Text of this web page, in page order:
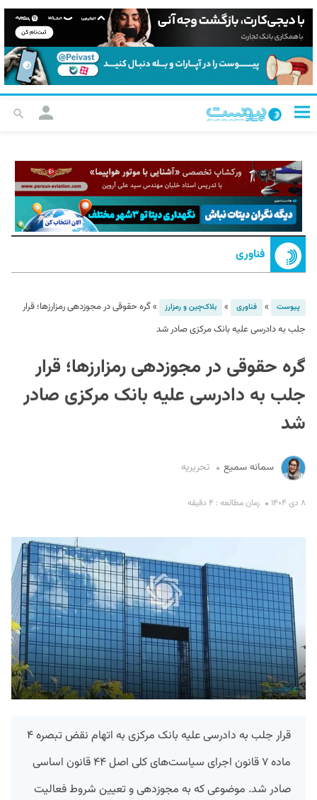
فناوری
پیوست » فناوری » بلاک‌چین و رمزارز »گره حقوقی در مجوزدهی رمزارزها؛ قرار
جلب به دادرسی علیه بانک مرکزی صادر شد
گره حقوقی در مجوزدهی رمزارزها؛ قرار
جلب به دادرسی علیه بانک مرکزی صادر
شد
سمانه سمیع تحریریه
۸ دی ۱۴۰۴ زمان مطالعه : ۴ دقیقه
قرار جلب به دادرسی علیه بانک مرکزی به اتهام نقض تبصره ۴
ماده ۷ قانون اجرای سیاست‌های کلی اصل ۴۴ قانون اساسی
صادر شد. موضوعی که به مجوزدهی و تعیین شروط فعالیت